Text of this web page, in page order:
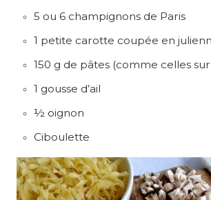
5 ou 6 champignons de Paris
1 petite carotte coupée en
150 g de pâtes (comme celles
1 gousse d’ail
½ oignon
Ciboulette